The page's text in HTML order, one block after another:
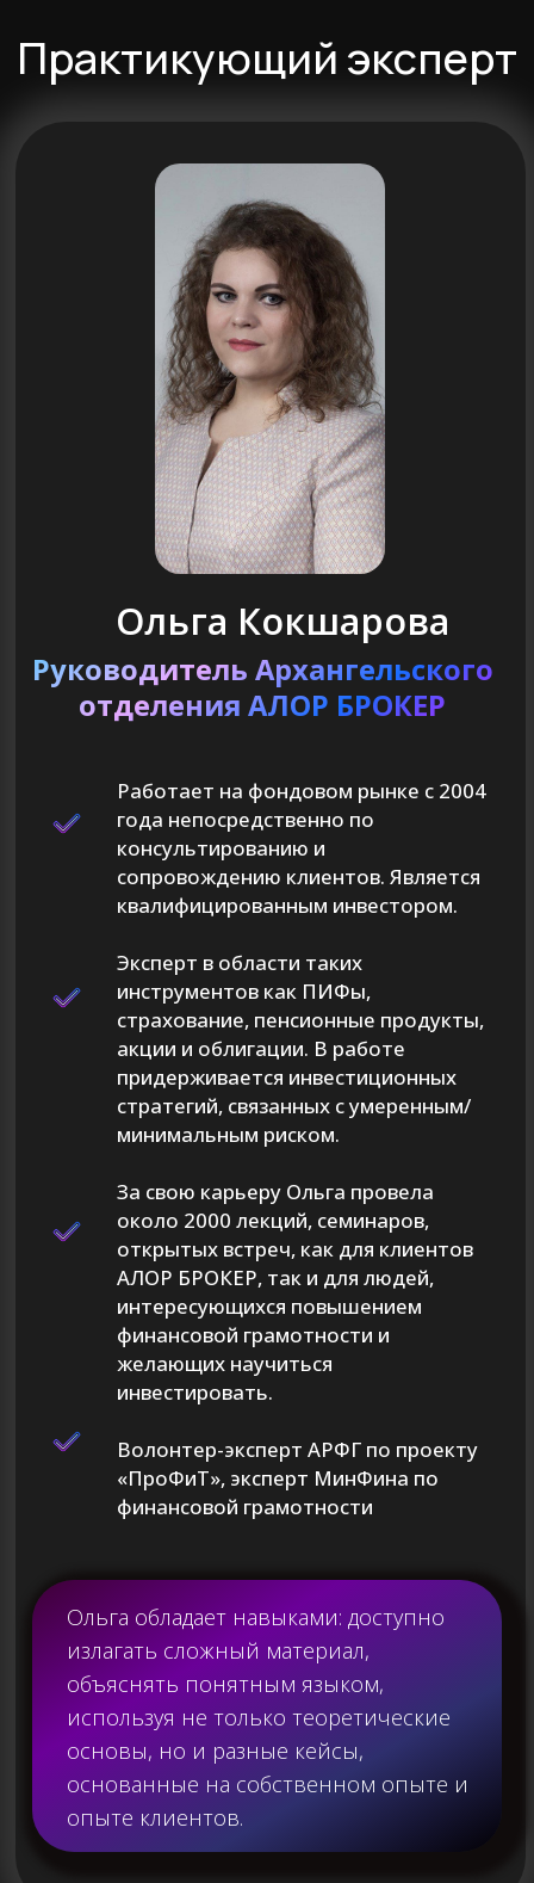
желающих научиться
инвестировать.
финансовой грамотности
Ольга обладает навыками: доступно
излагать сложный материал,
объяснять понятным языком,
используя не только теоретические
основы, но и разные кейсы,
основанные на собственном опыте и
опыте клиентов.